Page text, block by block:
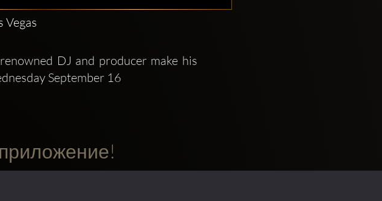
Vegas
DJ and producer make his
September 16